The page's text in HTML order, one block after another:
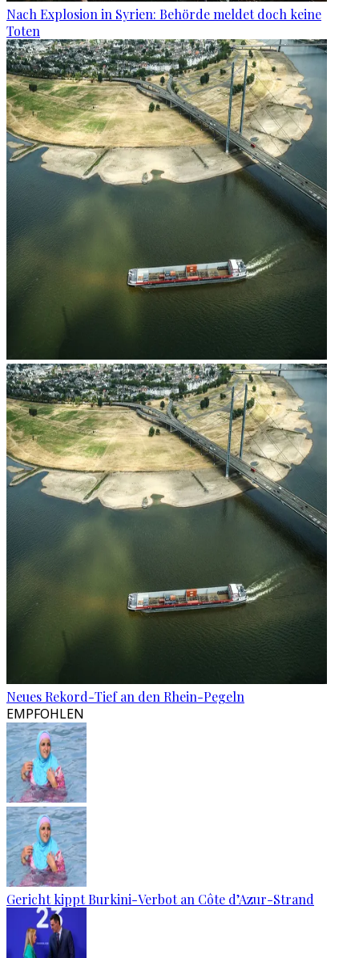
Nach Explosion in Syrien: Behörde meldet doch keine
Toten
Neues Rekord-Tief an den Rhein-Pegeln
EMPFOHLEN
Gericht kippt Burkini-Verbot an Côte d’Azur-Strand